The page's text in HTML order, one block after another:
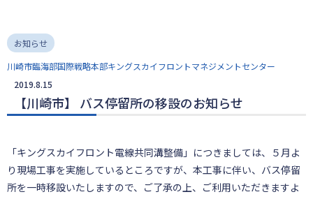
お知らせ
川崎市臨海部国際戦略本部キングスカイフロントマネジメントセンター
2019.8.15
【川崎市】 バス停留所の移設のお知らせ
「キングスカイフロント電線共同溝整備」につきましては、５月よ
り現場工事を実施しているところですが、本工事に伴い、バス停留
所を一時移設いたしますので、ご了承の上、ご利用いただきますよ